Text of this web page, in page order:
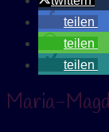
teilen
teilen
teilen
Maria-